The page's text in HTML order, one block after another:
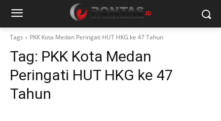
Tags PKK Kota Medan Peringati HUT HKG ke 47 Tahun
Tag: PKK Kota Medan
Peringati HUT HKG ke 47
Tahun